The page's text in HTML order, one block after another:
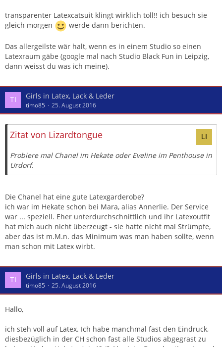
transparenter Latexcatsuit klingt wirklich toll!! ich besuch sie
gleich morgen
werde dann berichten.
Das allergeilste wär halt, wenn es in einem Studio so einen
Latexraum gäbe (google mal nach Studio Black Fun in Leipzig,
dann weisst du was ich meine).
Girls in Latex, Lack & Leder
timo85 25. August 2016
Zitat von Lizardtongue
Probiere mal Chanel im Hekate oder Eveline im Penthouse in
Urdorf.
Die Chanel hat eine gute Latexgarderobe?
ich war im Hekate schon bei Mara, alias Annerlie. Der Service
war ... speziell. Eher unterdurchschnittlich und ihr Latexoutfit
hat mich auch nicht überzeugt - sie hatte nicht mal Strümpfe,
aber das ist m.M.n. das Minimum was man haben sollte, wenn
man schon mit Latex wirbt.
Girls in Latex, Lack & Leder
timo85 25. August 2016
Hallo,
ich steh voll auf Latex. Ich habe manchmal fast den Eindruck,
diesbezüglich in der CH schon fast alle Studios abgegrast zu